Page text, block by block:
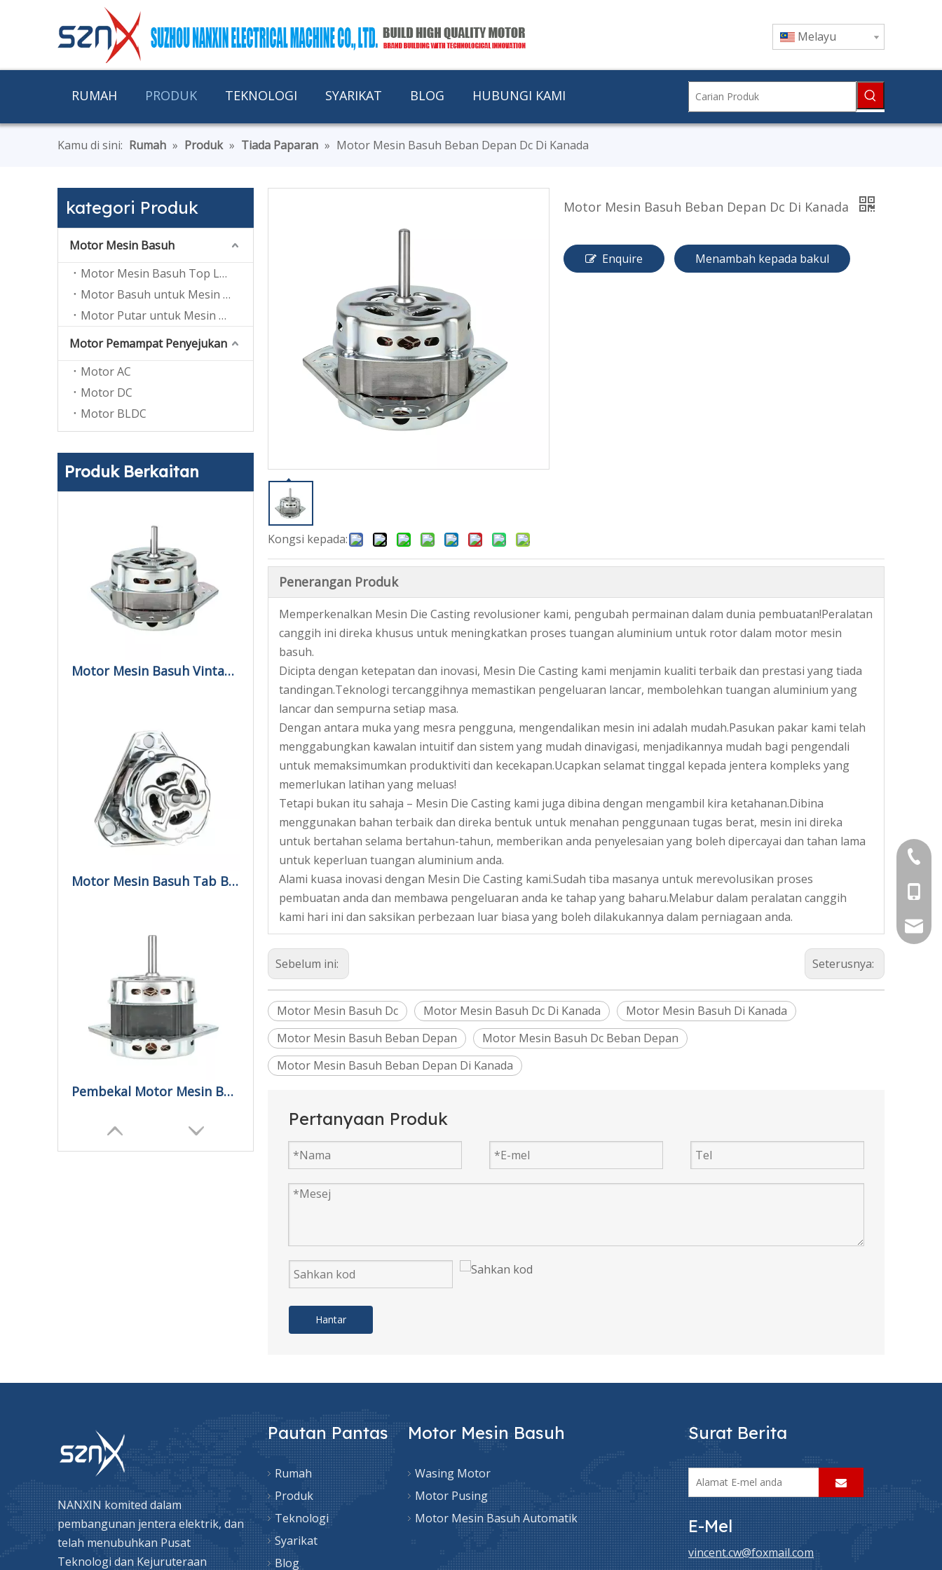
Melayu
RUMAH PRODUK TEKNOLOGI SYARIKAT BLOG HUBUNGI KAMI
Kamu di sini: Rumah » Produk » Tiada Paparan » Motor Mesin Basuh Beban Depan Dc Di Kanada
kategori Produk
Motor Mesin Basuh
Motor Mesin Basuh Top Loading
Motor Basuh untuk Mesin Basuh Tab Berkembar
Motor Putar untuk Mesin Basuh Tab Berkembar
Motor Pemampat Penyejukan
Motor AC
Motor DC
Motor BLDC
Produk Berkaitan
Motor Mesin Basuh Vintage Automatik Untuk Dijual
Motor Mesin Basuh Tab Berkembar Automatik Di India
Pembekal Motor Mesin Basuh Tanpa Berus Automatik
Motor Mesin Basuh Rotor Twin Tub Untuk Dijual
Kongsi kepada:
Motor Mesin Basuh Beban Depan Dc Di Kanada
Enquire Menambah kepada bakul
Penerangan Produk
Memperkenalkan Mesin Die Casting revolusioner kami, pengubah permainan dalam dunia pembuatan!Peralatan
canggih ini direka khusus untuk meningkatkan proses tuangan aluminium untuk rotor dalam motor mesin
basuh.
Dicipta dengan ketepatan dan inovasi, Mesin Die Casting kami menjamin kualiti terbaik dan prestasi yang tiada
tandingan.Teknologi tercanggihnya memastikan pengeluaran lancar, membolehkan tuangan aluminium yang
lancar dan sempurna setiap masa.
Dengan antara muka yang mesra pengguna, mengendalikan mesin ini adalah mudah.Pasukan pakar kami telah
menggabungkan kawalan intuitif dan sistem yang mudah dinavigasi, menjadikannya mudah bagi pengendali
untuk memaksimumkan produktiviti dan kecekapan.Ucapkan selamat tinggal kepada jentera kompleks yang
memerlukan latihan yang meluas!
Tetapi bukan itu sahaja – Mesin Die Casting kami juga dibina dengan mengambil kira ketahanan.Dibina
menggunakan bahan terbaik dan direka bentuk untuk menahan penggunaan tugas berat, mesin ini direka
untuk bertahan selama bertahun-tahun, memberikan anda penyelesaian yang boleh dipercayai dan tahan lama
untuk keperluan tuangan aluminium anda.
Alami kuasa inovasi dengan Mesin Die Casting kami.Sudah tiba masanya untuk merevolusikan proses
pembuatan anda dan membawa pengeluaran anda ke tahap yang baharu.Melabur dalam peralatan canggih
kami hari ini dan saksikan perbezaan luar biasa yang boleh dilakukannya dalam perniagaan anda.
Sebelum ini: Seterusnya:
Motor Mesin Basuh Dc Motor Mesin Basuh Dc Di Kanada
Motor Mesin Basuh Di Kanada
Motor Mesin Basuh Beban Depan
Motor Mesin Basuh Dc Beban Depan
Motor Mesin Basuh Beban Depan Di Kanada
Pertanyaan Produk
Hantar
NANXIN komited dalam
pembangunan jentera elektrik, dan
telah menubuhkan Pusat
Teknologi dan Kejuruteraan
Pautan Pantas
Rumah
Produk
Teknologi
Syarikat
Blog
+86-
Motor Mesin Basuh
Wasing Motor
Motor Pusing
Motor Mesin Basuh Automatik
Surat Berita
E-Mel
vincent.cw@foxmail.com